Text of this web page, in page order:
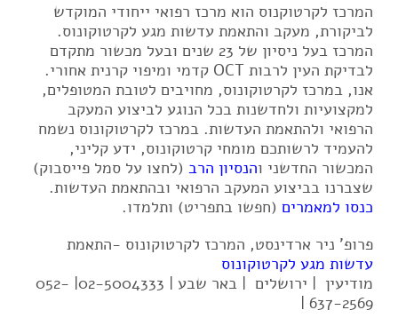
המרכז לקרטוקנוס הוא מרכז רפואי ייחודי המוקדש
לביקורת, מעקב והתאמת עדשות מגע לקרטוקונוס.
המרכז בעל ניסיון של 23 שנים ובעל מכשור מתקדם
לבדיקת העין לרבות OCT קדמי ומיפוי קרנית אחורי.
אנו, במרכז לקרטוקונוס, מחויבים לטובת המטופלים,
למקצועיות ולחדשנות בכל הנוגע לביצוע המעקב
הרפואי ולהתאמת העדשות. במרכז לקרטוקונוס נשמח
להעמיד לרשותכם מומחי קרטוקונוס, ידע קליני,
המכשור החדשני והנסיון הרב (לחצו על סמל פייסבוק)
שצברנו בביצוע המעקב הרפואי ובהתאמת העדשות.
כנסו למאמרים (חפשו בתפריט) ותלמדו.
פרופ' ניר ארדינסט, המרכז לקרטוקונוס -התאמת
עדשות מגע לקרטוקונוס
מודיעין | ירושלים | באר שבע | 02-5004333| 052-
637-2569 |